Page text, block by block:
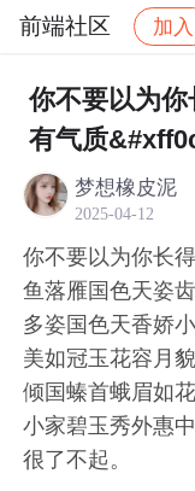
前端社区 加入
社区 前端社区
你不要以为
有气质
梦想橡皮泥
2025-04-12
你不要以为你长
鱼落雁国色天姿
多姿国色天香娇
美如冠玉花容月
倾国螓首蛾眉如
小家碧玉秀外惠
很了不起。